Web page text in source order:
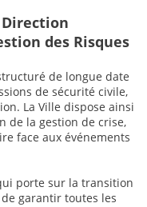
des Risques
de longue date
de sécurité civile,
La Ville dispose ainsi
de la gestion de crise,
face aux événements
porte sur la transition
garantir toutes les